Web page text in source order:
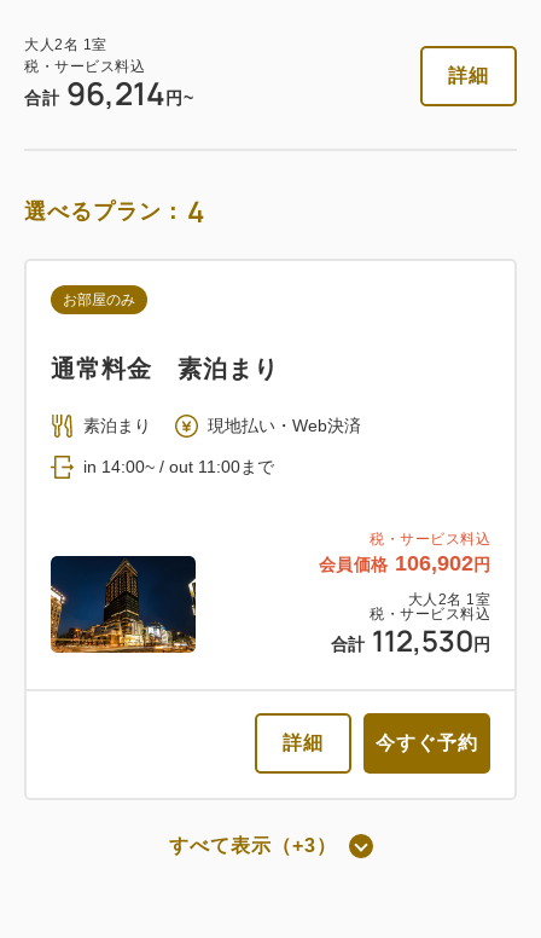
75,522円
1 詳細 今すぐ予約
税・サービス料込
82,742
税・サービス料込
87,098円
返金不可 朝食付き
in 14:00~ / out 11:00まで
詳細
大人2名 1室
税・サービス料込
合計 96,214 円~
詳細
選べるプラン： 4
税・サービス料込
会員価格 106,902円
大人 2名 1室
税・サービス料込
合計 112,530 円
お部屋のみ
通常料金 素泊まり
素泊まり 現地払い・Web決済
in 14:00~ / out 11:00まで
詳細 今すぐ予約
すべて表示（+3）